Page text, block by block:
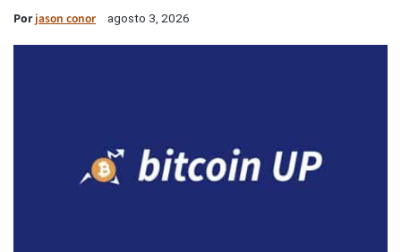
Porjason conor agosto 3, 2026